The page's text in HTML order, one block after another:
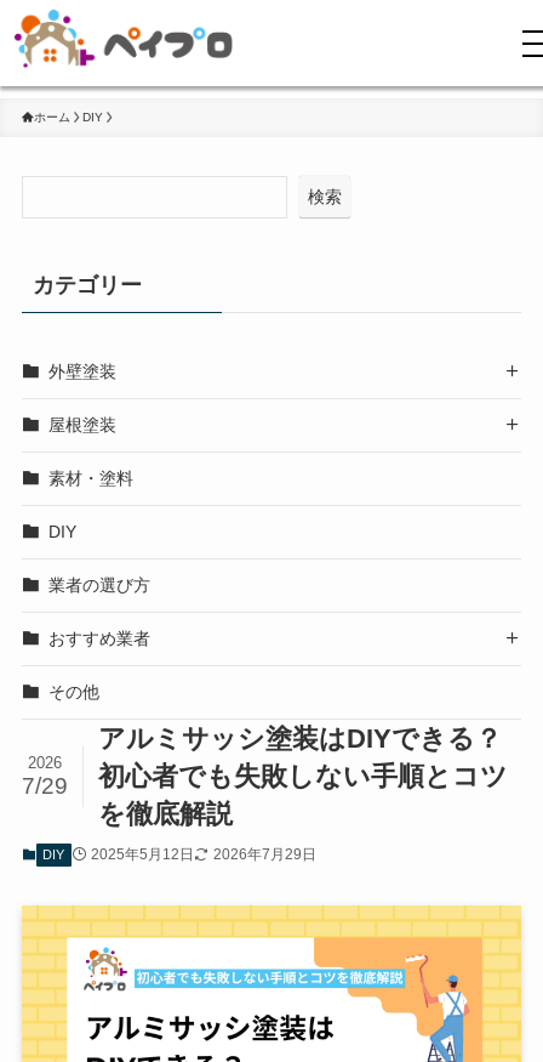
ホーム DIY
アルミサッシ塗装はDIYできる？
初心者でも失敗しない手順とコツ
を徹底解説
2026
7/29
DIY 2025年5月12日 2026年7月29日
検索
カテゴリー
外壁塗装 
屋根塗装 
素材・塗料
DIY
業者の選び方
おすすめ業者 
その他